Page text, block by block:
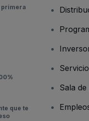
primera
que te
Sala